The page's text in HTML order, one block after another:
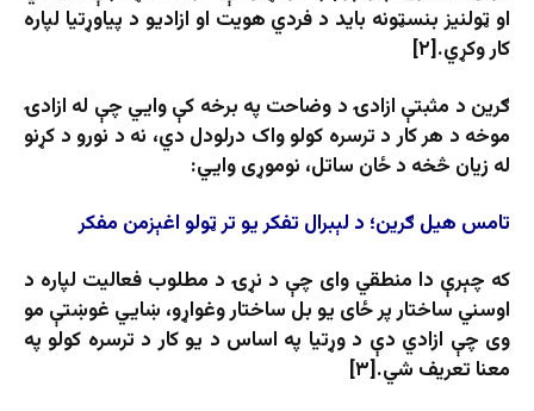
او ټولنیز بنسټونه باید د فردي هویت او ازادیو د پیاوړتیا لپاره
کار وکړي.[۲]
ګرین د مثبتې ازادۍ د وضاحت په برخه کې وایي چې له ازادۍ
موخه د هر کار د ترسره کولو واک درلودل دي، نه د نورو د کړنو
له زیان څخه د ځان ساتل، نوموړی وایي:
تامس هیل ګرین؛ د لېبرال تفکر یو تر ټولو اغېزمن مفکر
که چېرې دا منطقي وای چې د نړۍ د مطلوب فعالیت لپاره د
اوسني ساختار پر ځای یو بل ساختار وغواړو، ښايي غوښتې مو
وی چې ازادي دې د وړتیا په اساس د یو کار د ترسره کولو په
معنا تعریف شي.[۳]